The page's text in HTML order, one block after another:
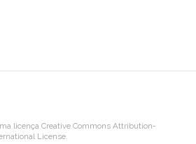
licença Creative Commons Attribution-
License.